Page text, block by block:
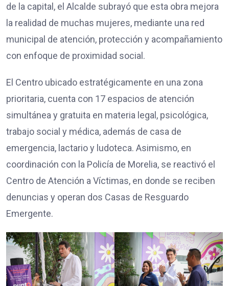
de la capital, el Alcalde subrayó que esta obra mejora
la realidad de muchas mujeres, mediante una red
municipal de atención, protección y acompañamiento
con enfoque de proximidad social.
El Centro ubicado estratégicamente en una zona
prioritaria, cuenta con 17 espacios de atención
simultánea y gratuita en materia legal, psicológica,
trabajo social y médica, además de casa de
emergencia, lactario y ludoteca. Asimismo, en
coordinación con la Policía de Morelia, se reactivó el
Centro de Atención a Víctimas, en donde se reciben
denuncias y operan dos Casas de Resguardo
Emergente.